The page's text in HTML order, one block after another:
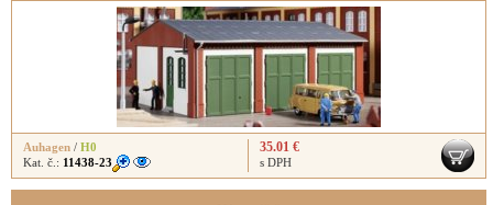
Auhagen / H0
Kat. č.: 11438-23
35.01 €
s DPH